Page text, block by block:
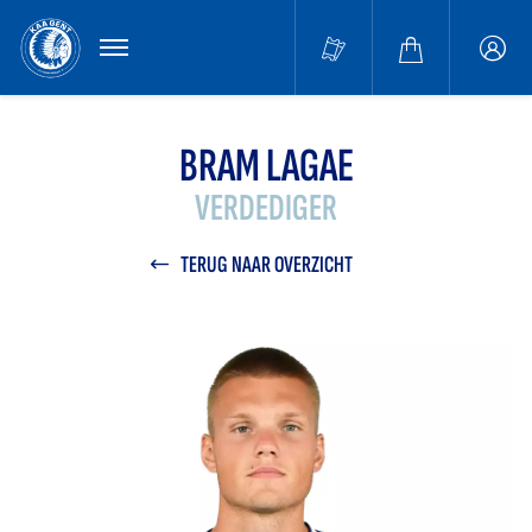
MENU
BRAM LAGAE
VERDEDIGER
TERUG NAAR OVERZICHT